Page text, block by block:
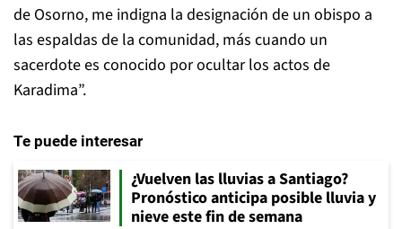
de Osorno, me indigna la designación de un obispo a
las espaldas de la comunidad, más cuando un
sacerdote es conocido por ocultar los actos de
Karadima”.
Te puede interesar
¿Vuelven las lluvias a Santiago?
Pronóstico anticipa posible lluvia y
nieve este fin de semana